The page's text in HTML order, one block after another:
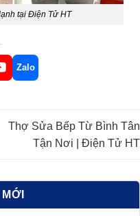
tại Điện Tử HT
Zalo
Thợ Sửa Bếp Từ Bình Tân
Tận Nơi | Điện Tử HT